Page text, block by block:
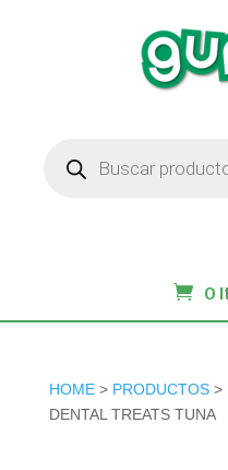
productos
0
HOME> PRODUCTOS>
DENTAL TREATS TUNA